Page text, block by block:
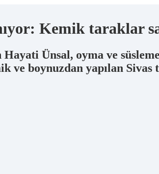
Kemik taraklar
Ünsal, oyma ve
ve boynuzdan yapılan